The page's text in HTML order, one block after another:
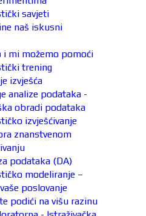
savjeti
naš iskusni
i mi možemo pomoći
trening
izvješća
analize podataka -
obradi podataka
izvješćivanje
znanstvenom
podataka (DA)
modeliranje –
poslovanje
podići na višu razinu